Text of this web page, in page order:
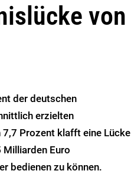
von
der deutschen
erzielten
Prozent klafft eine Lücke
Euro
bedienen zu können.